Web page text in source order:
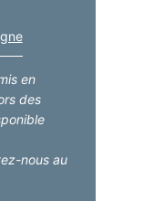
en
des
nous au